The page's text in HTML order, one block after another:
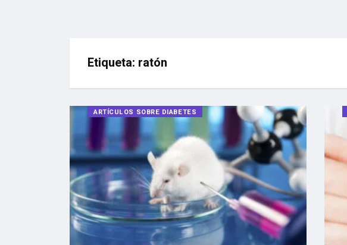
Etiqueta: ratón
ARTÍCULOS SOBRE DIABETES